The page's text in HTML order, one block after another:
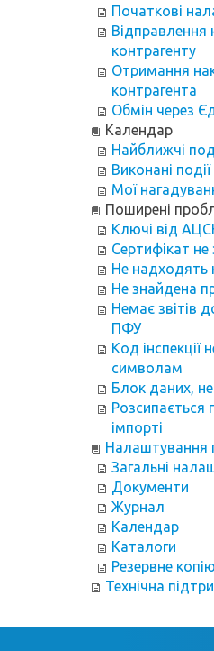
Початкові
Відправлення
контрагенту
Отримання
контрагента
Обмін через
Календар
Найближчі
Виконані події
Мої
Поширені
Ключі від
Сертифікат
Не надходять
Не знайдена
Немає звітів
ПФУ
Код інспекції
символам
Блок даних,
Розсипається
імпорті
Налаштування
Загальні
Документи
Журнал
Календар
Каталоги
Резервне
Технічна